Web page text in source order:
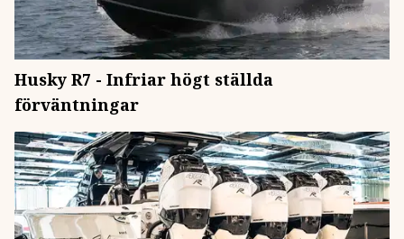
Husky R7 - Infriar högt ställda
förväntningar